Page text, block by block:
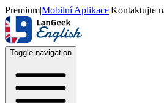
Premium|Mobilní Aplikace|Kontaktujte
Toggle navigation